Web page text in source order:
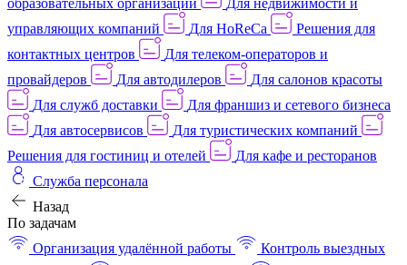
образовательных организаций
Для недвижимости и
управляющих компаний
Для HoReCa
Решения для
контактных центров
Для телеком-операторов и
провайдеров
Для автодилеров
Для салонов красоты
Для служб доставки
Для франшиз и сетевого бизнеса
Для автосервисов
Для туристических компаний
Решения для гостиниц и отелей
Для кафе и ресторанов
Служба персонала
Назад
По задачам
Организация удалённой работы
Контроль выездных